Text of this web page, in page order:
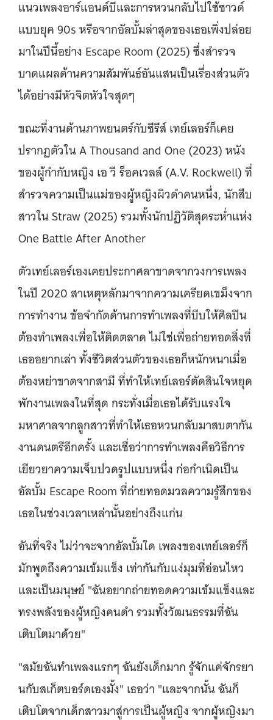
แนวเพลงอาร์แอนด์บีและการหวนกลับไปใช้ซาวด์
แบบยุค 90s หรือจากอัลบั้มล่าสุดของเธอเพิ่งปล่อย
มาในปีนี้อย่าง Escape Room (2025) ซึ่งสำรวจ
บาดแผลด้านความสัมพันธ์อันแสนเป็นเรื่องส่วนตัว
ได้อย่างมีหัวจิตหัวใจสุดๆ
ขณะที่งานด้านภาพยนตร์กับซีรีส์ เทย์เลอร์ก็เคย
ปรากฏตัวใน A Thousand and One (2023) หนัง
ของผู้กำกับหญิง เอ วี ร็อคเวลล์ (A.V. Rockwell) ที่
สำรวจความเป็นแม่ของผู้หญิงผิวดำคนหนึ่ง, นักสืบ
สาวใน Straw (2025) รวมทั้งนักปฏิวัติสุดระห่ำแห่ง
One Battle After Another
ตัวเทย์เลอร์เองเคยประกาศลาขาดจากวงการเพลง
ในปี 2020 สาเหตุหลักมาจากความเครียดเขม็งจาก
การทำงาน ข้อจำกัดด้านการทำเพลงที่บีบให้ศิลปิน
ต้องทำเพลงเพื่อให้ติดตลาด ไม่ใช่เพื่อถ่ายทอดสิ่งที่
เธออยากเล่า ทั้งชีวิตส่วนตัวของเธอก็หนักหนาเมื่อ
ต้องหย่าขาดจากสามี ที่ทำให้เทย์เลอร์ตัดสินใจหยุด
พักงานเพลงในที่สุด กระทั่งเมื่อเธอได้รับแรงใจ
มหาศาลจากลูกสาวที่ทำให้เธอหวนกลับมาสบตากัน
งานดนตรีอีกครั้ง และเชื่อว่าการทำเพลงคือวิธีการ
เยียวยาความเจ็บปวดรูปแบบหนึ่ง ก่อกำเนิดเป็น
อัลบั้ม Escape Room ที่ถ่ายทอดมวลความรู้สึกของ
เธอในช่วงเวลาเหล่านั้นอย่างถึงแก่น
อันที่จริง ไม่ว่าจะจากอัลบั้มใด เพลงของเทย์เลอร์ก็
มักพูดถึงความเข้มแข็ง เท่ากันกับแง่มุมที่อ่อนไหว
และเป็นมนุษย์ "ฉันอยากถ่ายทอดความเข้มแข็งและ
ทรงพลังของผู้หญิงคนดำ รวมทั้งวัฒนธรรมที่ฉัน
เติบโตมาด้วย"
"สมัยฉันทำเพลงแรกๆ ฉันยังเด็กมาก รู้จักแค่จักรยา
นกับสเก็ตบอร์ดเองมั้ง" เธอว่า "และจากนั้น ฉันก็
เติบโตจากเด็กสาวมาสู่การเป็นผู้หญิง จากผู้หญิงมา